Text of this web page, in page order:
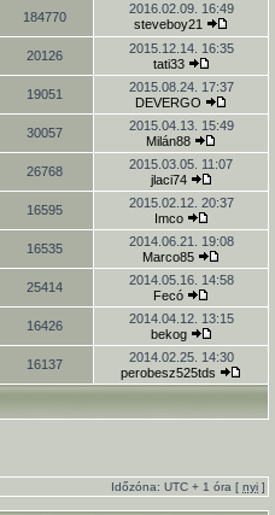
184770
2016.02.09. 16:49
steveboy21
20126
2015.12.14. 16:35
tati33
19051
2015.08.24. 17:37
DEVERGO
30057
2015.04.13. 15:49
Milán88
26768
2015.03.05. 11:07
jlaci74
16595
2015.02.12. 20:37
Imco
16535
2014.06.21. 19:08
Marco85
25414
2014.05.16. 14:58
Fecó
16426
2014.04.12. 13:15
bekog
16137
2014.02.25. 14:30
perobesz525tds
Időzóna: UTC + 1 óra [ nyi ]